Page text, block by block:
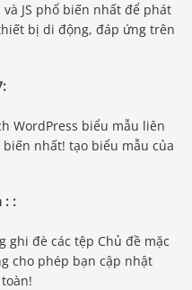
và JS phổ biến nhất để phát
bị di động, đáp ứng trên
WordPress biểu mẫu liên
nhất! tạo biểu mẫu của
: :
ghi đè các tệp Chủ đề mặc
cho phép bạn cập nhật